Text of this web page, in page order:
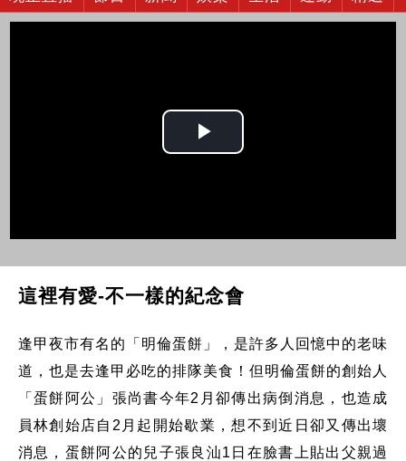
Play
這裡有愛-不一樣的紀念會
逢甲夜市有名的「明倫蛋餅」，是許多人回憶中的老味
道，也是去逢甲必吃的排隊美食！但明倫蛋餅的創始人
「蛋餅阿公」張尚書今年2月卻傳出病倒消息，也造成
員林創始店自2月起開始歇業，想不到近日卻又傳出壞
消息，蛋餅阿公的兒子張良汕1日在臉書上貼出父親過